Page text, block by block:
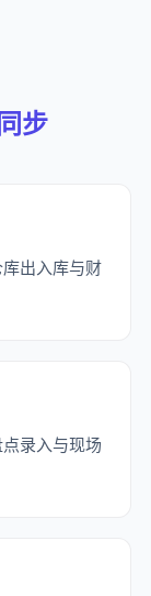
步
出入库与财
录入与现场